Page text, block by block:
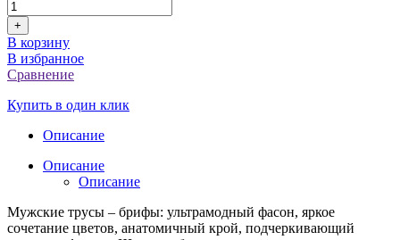
+
В корзину
В избранное
Сравнение
Купить в один клик
Описание
Описание
Описание
Мужские трусы – брифы: ультрамодный фасон, яркое
сочетание цветов, анатомичный крой, подчеркивающий